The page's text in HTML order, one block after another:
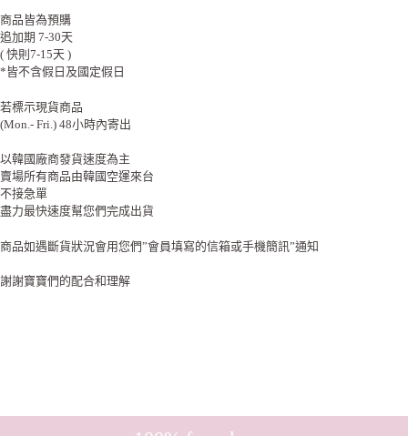
商品皆為預購
追加期 7-30天
( 快則7-15天 )
*皆不含假日及國定假日
若標示現貨商品
(Mon.- Fri.) 48小時內寄出
以韓國廠商發貨速度為主
賣場所有商品由韓國空運來台
不接急單
盡力最快速度幫您們完成出貨
商品如遇斷貨狀況會用您們”會員填寫的信箱或手機簡訊”通知
謝謝寶寶們的配合和理解